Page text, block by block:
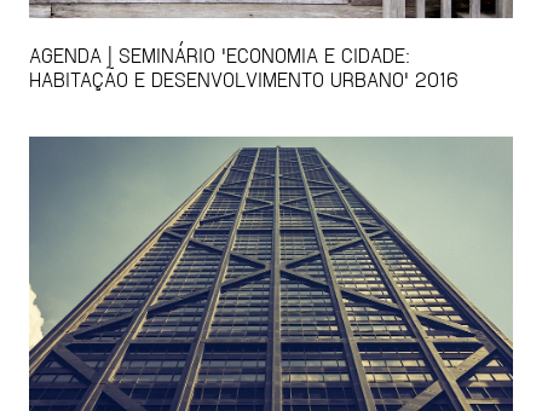
AGENDA | SEMINÁRIO 'ECONOMIA E CIDADE:
HABITAÇÃO E DESENVOLVIMENTO URBANO' 2016